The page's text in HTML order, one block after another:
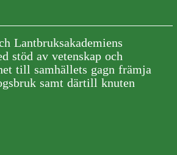
Lantbruksakademiens
stöd av vetenskap och
till samhällets gagn främja
samt därtill knuten